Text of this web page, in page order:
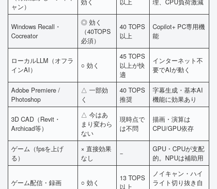
ャン）
Windows Recall・
Cocreator
◎ 効く
（40TOPS
必須）
40 TOPS
以上
Copilot+ PC専用機
能
ローカルLLM（オフラ
インAI）
○ 効く
45 TOPS
以上が快
適
インターネット不
要でAIが動く
Adobe Premiere /
Photoshop
△ 一部効
く
40 TOPS
推奨
字幕生成・基本AI
機能に効果あり
3D CAD（Revit・
Archicad等）
△ 今はあ
まり変わら
ない
現時点で
は不問
描画・演算は
CPU/GPU依存
ゲーム（fpsを上げ
る）
× 直接効果
なし
−
GPU・CPUが支配
的。NPUは補助用
ゲーム配信・録画 ○ 効く
13 TOPS
以上
ノイキャン・ハイ
ライト切り抜き自